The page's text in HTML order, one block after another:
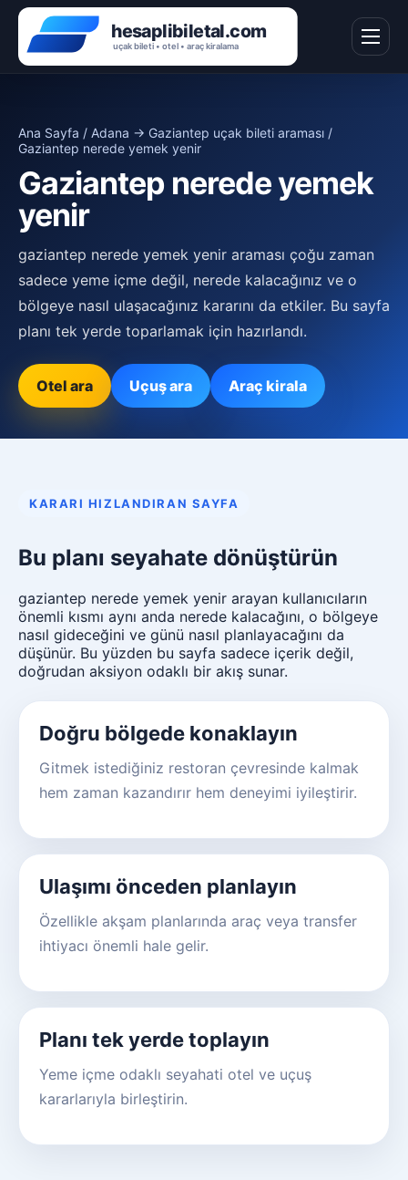
Ana Sayfa / Adana → Gaziantep uçak bileti araması /
Gaziantep nerede yemek yenir
Gaziantep nerede yemek
yenir
gaziantep nerede yemek yenir araması çoğu zaman
sadece yeme içme değil, nerede kalacağınız ve o
bölgeye nasıl ulaşacağınız kararını da etkiler. Bu sayfa
planı tek yerde toparlamak için hazırlandı.
Otel ara Uçuş ara Araç kirala
KARARI HIZLANDIRAN SAYFA
Bu planı seyahate dönüştürün
gaziantep nerede yemek yenir arayan kullanıcıların
önemli kısmı aynı anda nerede kalacağını, o bölgeye
nasıl gideceğini ve günü nasıl planlayacağını da
düşünür. Bu yüzden bu sayfa sadece içerik değil,
doğrudan aksiyon odaklı bir akış sunar.
Doğru bölgede konaklayın
Gitmek istediğiniz restoran çevresinde kalmak
hem zaman kazandırır hem deneyimi iyileştirir.
Ulaşımı önceden planlayın
Özellikle akşam planlarında araç veya transfer
ihtiyacı önemli hale gelir.
Planı tek yerde toplayın
Yeme içme odaklı seyahati otel ve uçuş
kararlarıyla birleştirin.